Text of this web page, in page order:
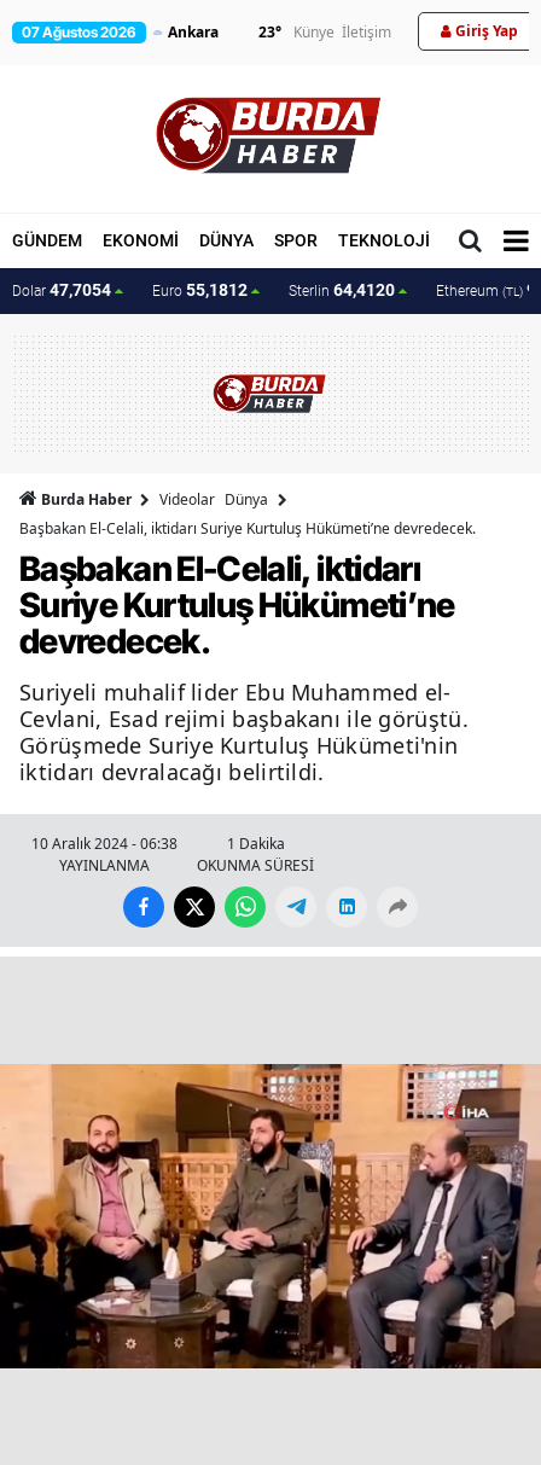
07 Ağustos 2026 23° Künye İletişim Giriş Yap
GÜNDEM EKONOMİ DÜNYA SPOR TEKNOLOJİ MAGAZİN
Dolar 47,7054 Euro 55,1812 Sterlin 64,4120 Ethereum (TL)
Burda Haber Videolar Dünya
Başbakan El-Celali, iktidarı Suriye Kurtuluş Hükümeti’ne devredecek.
Başbakan El-Celali, iktidarı
Suriye Kurtuluş Hükümeti’ne
devredecek.
Suriyeli muhalif lider Ebu Muhammed el-
Cevlani, Esad rejimi başbakanı ile görüştü.
Görüşmede Suriye Kurtuluş Hükümeti'nin
iktidarı devralacağı belirtildi.
10 Aralık 2024 - 06:38
YAYINLANMA
1 Dakika
OKUNMA SÜRESİ